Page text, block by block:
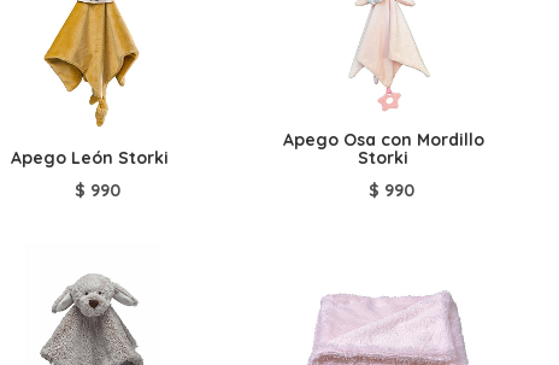
Apego León Storki
$ 990
Apego Osa con Mordillo
Storki
$ 990